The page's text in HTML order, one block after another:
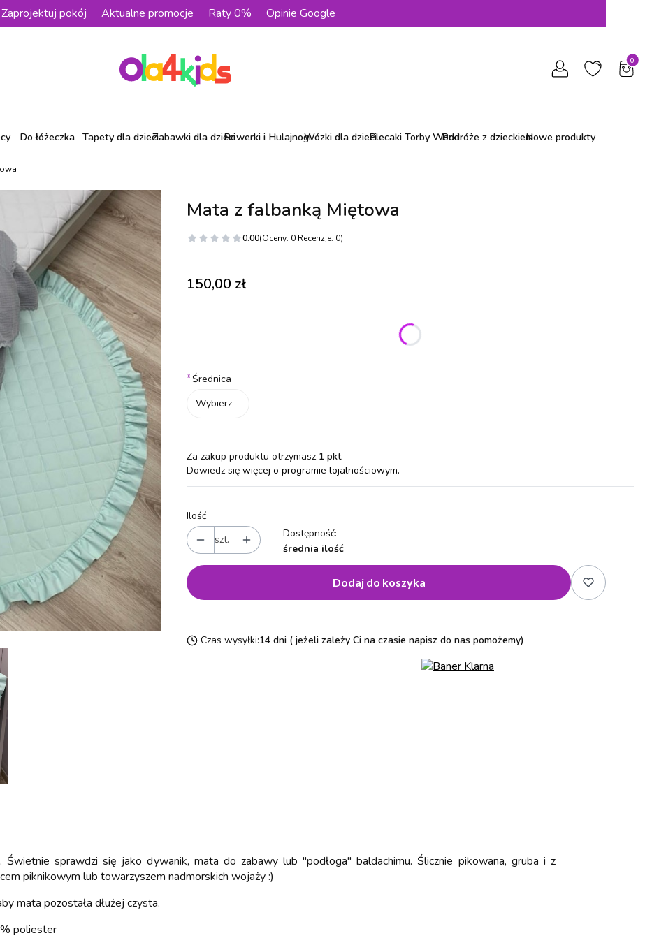
Zaprojektuj pokój Aktualne promocje Raty 0% Opinie Google
Do łóżeczka Tapety dla dzieciZabawki dla dzieciRowerki i HulajnogiWózki dla dzieciPlecaki Torby WorkiPodróże z dzieckiemNowe produkty
Mata z falbanką Miętowa
0.00(Oceny: 0 Recenzje: 0)
Cena
150,00 zł
*Średnica
Wybierz
Za zakup produktu otrzymasz 1 pkt.
Dowiedz się więcej o programie lojalnościowym.
Ilość
szt.
Dostępność:
średnia ilość
Dodaj do koszyka
Czas wysyłki:14 dni ( jeżeli zależy Ci na czasie napisz do nas pomożemy)
sprawdzi się jako dywanik, mata do zabawy lub "podłoga" baldachimu. Ślicznie pikowana, gruba i z
piknikowym lub towarzyszem nadmorskich wojaży :)
mata pozostała dłużej czysta.
poliester